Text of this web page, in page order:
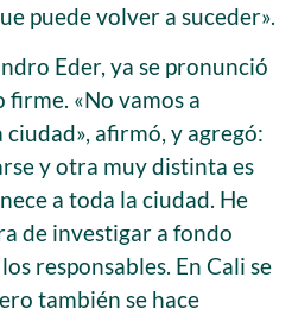
puede volver a suceder».
Eder, ya se pronunció
«No vamos a
afirmó, y agregó:
y otra muy distinta es
a toda la ciudad. He
de investigar a fondo
responsables. En Cali se
también se hace